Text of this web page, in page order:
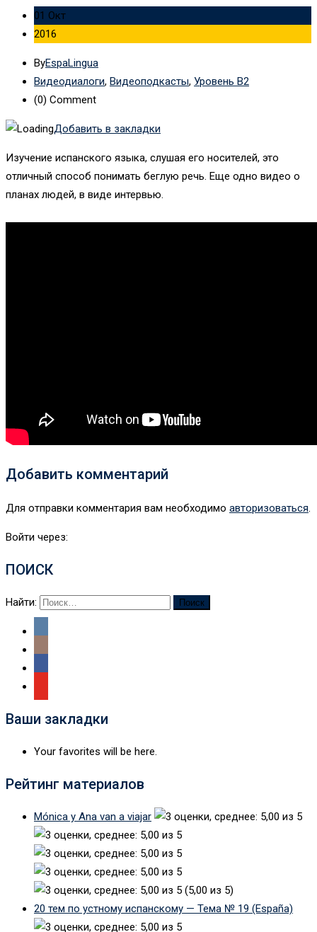
01 Окт
2016
ByEspaLingua
Видеодиалоги, Видеоподкасты, Уровень B2
(0) Comment
Добавить в закладки
Изучение испанского языка, слушая его носителей, это
отличный способ понимать беглую речь. Еще одно видео о
планах людей, в виде интервью.
Добавить комментарий
Для отправки комментария вам необходимо авторизоваться
Войти через:
ПОИСК
Найти:
Ваши закладки
Your favorites will be here.
Рейтинг материалов
Mónica y Ana van a viajar
(5,00 из 5)
20 тем по устному испанскому — Тема № 19 (España)